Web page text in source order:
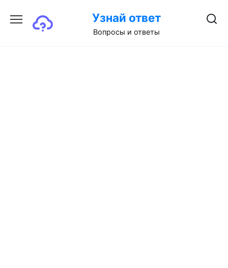
содержанию
Узнай ответ
Вопросы и ответы